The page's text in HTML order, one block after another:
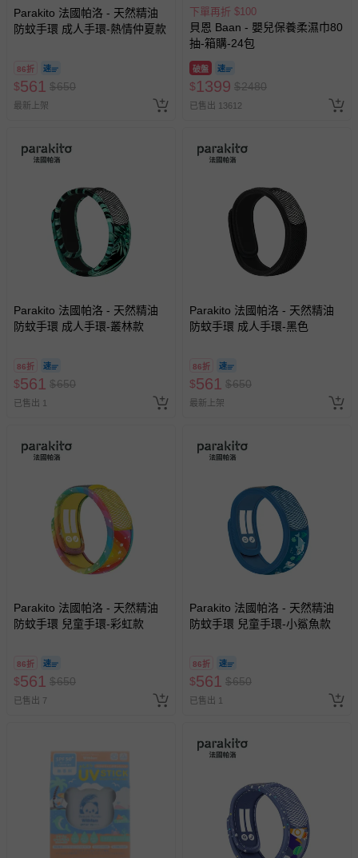
Parakito 法國帕洛 - 天然精油
防蚊手環 成人手環-熱情仲夏款
86折
$561 $650
最新上架
下單再折 $100
貝恩 Baan - 嬰兒保養柔濕巾80
抽-箱購-24包
破盤
$1399 $2480
已售出 13612
Parakito 法國帕洛 - 天然精油
防蚊手環 成人手環-叢林款
86折
$561 $650
已售出 1
Parakito 法國帕洛 - 天然精油
防蚊手環 成人手環-黑色
86折
$561 $650
最新上架
Parakito 法國帕洛 - 天然精油
防蚊手環 兒童手環-彩虹款
86折
$561 $650
已售出 7
Parakito 法國帕洛 - 天然精油
防蚊手環 兒童手環-小鯊魚款
86折
$561 $650
已售出 1